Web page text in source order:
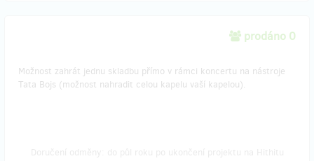
prodáno 0
Možnost zahrát jednu skladbu přímo v rámci koncertu na nástroje
Tata Bojs (možnost nahradit celou kapelu vaší kapelou).